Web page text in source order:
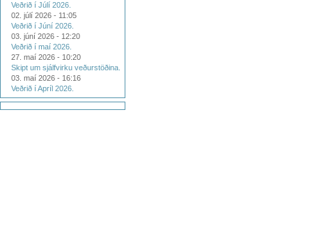
Veðrið í Júlí 2026.
02. júlí 2026 - 11:05
Veðrið í Júní 2026.
03. júní 2026 - 12:20
Veðrið í maí 2026.
27. maí 2026 - 10:20
Skipt um sjálfvirku veðurstöðina.
03. maí 2026 - 16:16
Veðrið í Apríl 2026.